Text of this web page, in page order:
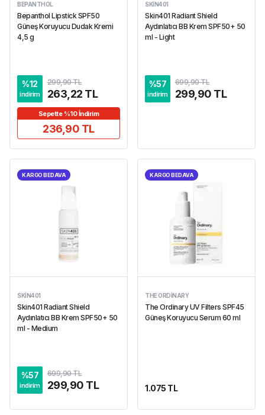
BEPANTHOL
Bepanthol Lipstick SPF50
Güneş Koruyucu Dudak Kremi
4,5 g
%12
indirim
299,90 TL
263,22 TL
Sepette %10 İndirim
236,90 TL
SKIN401
Skin401 Radiant Shield
Aydınlatıcı BB Krem SPF50+ 50
ml - Light
%57
indirim
699,90 TL
299,90 TL
KARGO BEDAVA
SKIN401
Skin401 Radiant Shield
Aydınlatıcı BB Krem SPF50+ 50
ml - Medium
%57
indirim
699,90 TL
299,90 TL
KARGO BEDAVA
THE ORDINARY
The Ordinary UV Filters SPF45
Güneş Koruyucu Serum 60 ml
1.075 TL